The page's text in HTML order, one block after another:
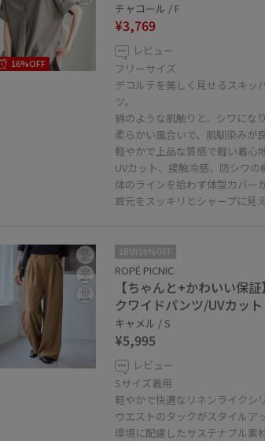
16%OFF
チャコール / F
¥3,769
レビュー
フリーサイズ
デコルテを美しく見せるスキッ
ツ。
綿のような肌触りと、シワにな
柔らかい風合いで、肌馴染みが
軽やかで上品な質感で軽い着心
UVカット、接触冷感、防シワの
体のラインを拾わず体型カバー
首元をスッキリとシャープに見
2BUY10%OFF
ROPÉ PICNIC
【ちゃんと+かわいい保
クワイドパンツ/UVカッ
キャメル / S
¥5,995
レビュー
Sサイズ着用
軽やかで快適なリネンライクシ
ウエストのタックがスタイルア
環境に配慮したサステナブル素